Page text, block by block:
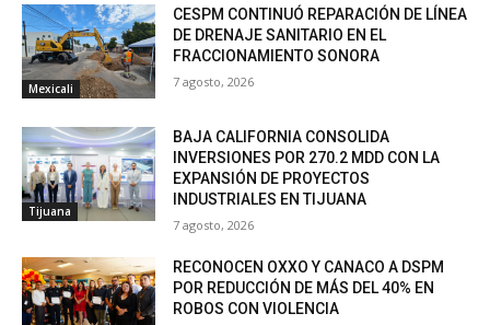
Mexicali
CESPM CONTINUÓ REPARACIÓN DE LÍNEA
DE DRENAJE SANITARIO EN EL
FRACCIONAMIENTO SONORA
7 agosto, 2026
Tijuana
BAJA CALIFORNIA CONSOLIDA
INVERSIONES POR 270.2 MDD CON LA
EXPANSIÓN DE PROYECTOS
INDUSTRIALES EN TIJUANA
7 agosto, 2026
RECONOCEN OXXO Y CANACO A DSPM
POR REDUCCIÓN DE MÁS DEL 40% EN
ROBOS CON VIOLENCIA